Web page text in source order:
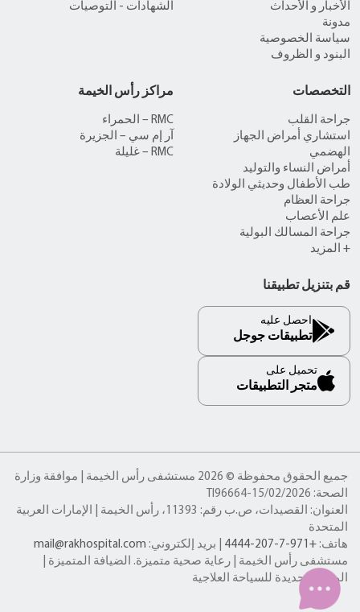
الأخبار و الأحداث
مدونة
سياسة الخصوصية
البنود و الظروف
الشهادات - التوصيات
التخصصات
جراحة القلب
استشاري أمراض الجهاز
الهضمي
أمراض النساء والتوليد
طب الأطفال وحديثي الولادة
جراحة العظام
علم الأعصاب
جراحة المسالك البولية
+ المزيد
مراكز رأس الخيمة
RMC – الحمراء
آر إم سي – الجزيرة
RMC – غليلة
قم بتنزيل تطبيقنا
احصل عليه
تطبيقات جوجل
تحميل على
متجر التطبيقات
جميع الحقوق محفوظة © 2026 مستشفى رأس الخيمة | موافقة وزارة
الصحة: TI96664-15/02/2026
العنوان: القصيدات، ص.ب رقم: 11393، رأس الخيمة | الإمارات العربية
المتحدة
هاتف: +971-7-207-4444 | بريد إلكتروني: mail@rakhospital.com
مستشفى رأس الخيمة | رعاية صحية متميزة. الضيافة المتميزة |
الوجهة الجديدة للسياحة العلاجية